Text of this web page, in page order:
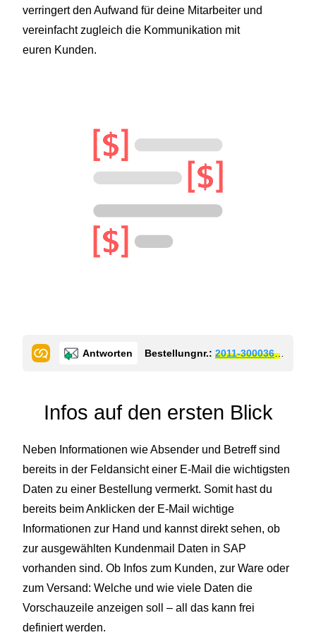
verringert den Aufwand für deine Mitarbeiter und
vereinfacht zugleich die Kommunikation mit
euren Kunden.
Antworten Bestellungnr.: 2011-3000364
Infos auf den ersten Blick
Neben Informationen wie Absender und Betreff sind
bereits in der Feldansicht einer E-Mail die wichtigsten
Daten zu einer Bestellung vermerkt. Somit hast du
bereits beim Anklicken der E-Mail wichtige
Informationen zur Hand und kannst direkt sehen, ob
zur ausgewählten Kundenmail Daten in SAP
vorhanden sind. Ob Infos zum Kunden, zur Ware oder
zum Versand: Welche und wie viele Daten die
Vorschauzeile anzeigen soll – all das kann frei
definiert werden.